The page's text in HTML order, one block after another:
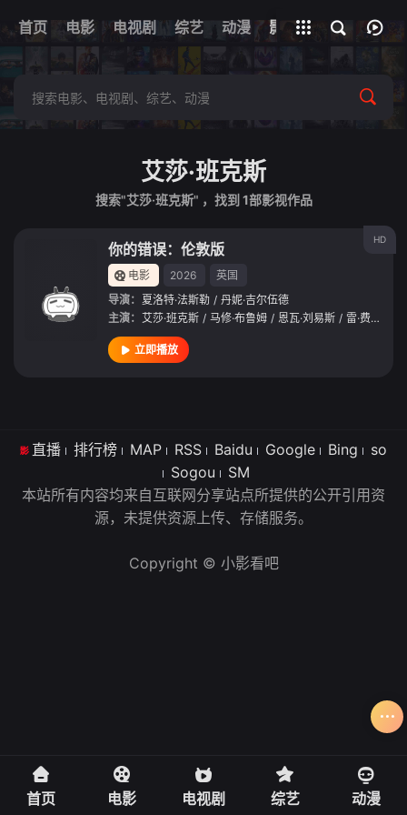
首页 电影 电视剧 综艺 动漫 影视
全部影片
我的观影记录
艾莎·班克斯
搜索"艾莎·班克斯" ，找到 1部影视作品
HD
你的错误：伦敦版
电影 2026
英国
导演： 夏洛特·法斯勒 / 丹妮·吉尔伍德
主演： 艾莎·班克斯 / 马修·布鲁姆 / 恩瓦·刘易斯 / 雷·费隆
立即播放
直播 排行榜 MAP RSS Baidu Google Bing
so
Sogou
SM
本站所有内容均来自互联网分享站点所提供的公开引用资
源，未提供资源上传、存储服务。
Copyright © 小影看吧
首页 电影 电视剧 综艺 动漫